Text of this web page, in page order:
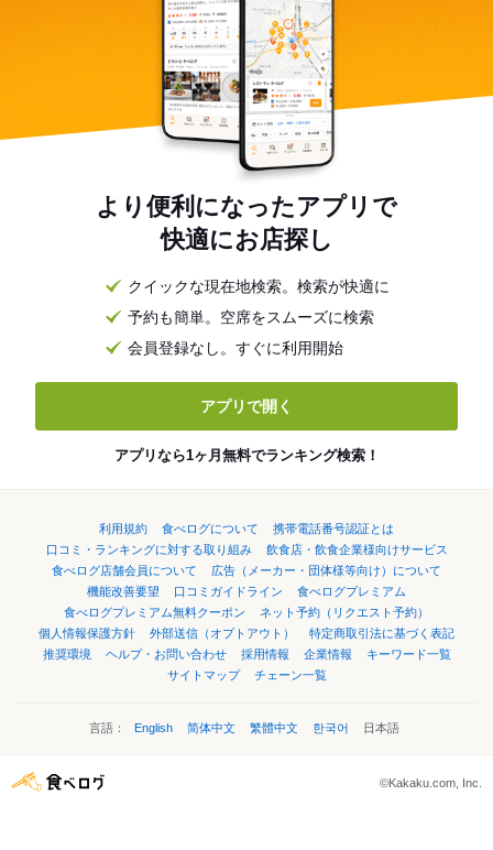
より便利になったアプリで
快適にお店探し
クイックな現在地検索。検索が快適に
予約も簡単。空席をスムーズに検索
会員登録なし。すぐに利用開始
アプリで開く
アプリなら1ヶ月無料でランキング検索！
利用規約 食べログについて
携帯電話番号認証とは
口コミ・ランキングに対する取り組み
飲食店・飲食企業様向けサービス
食べログ店舗会員について
広告（メーカー・団体様等向け）について
機能改善要望
口コミガイドライン
食べログプレミアム
食べログプレミアム無料クーポン
ネット予約（リクエスト予約）
個人情報保護方針
外部送信（オプトアウト）
特定商取引法に基づく表記
推奨環境
ヘルプ・お問い合わせ 採用情報 企業情報
キーワード一覧
サイトマップ
チェーン一覧
言語： English 简体中文 繁體中文 한국어 日本語
©Kakaku.com, Inc.